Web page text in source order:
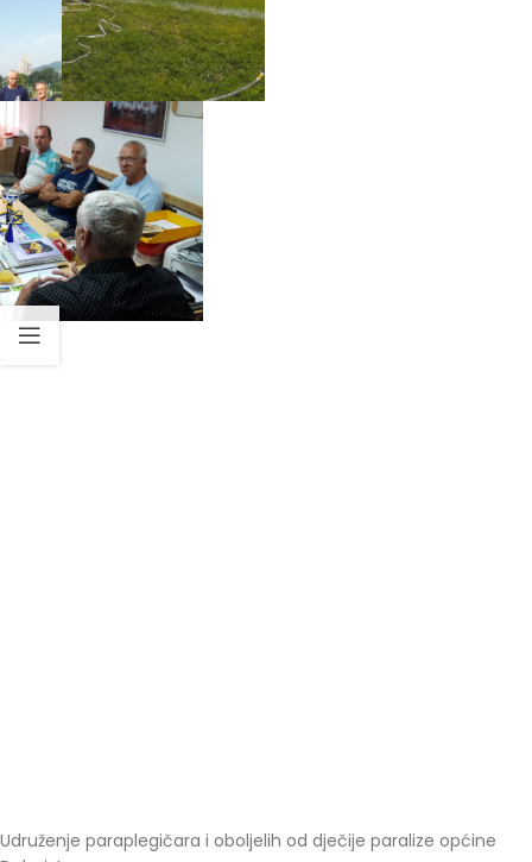
Udruženje paraplegičara i oboljelih od dječije paralize općine